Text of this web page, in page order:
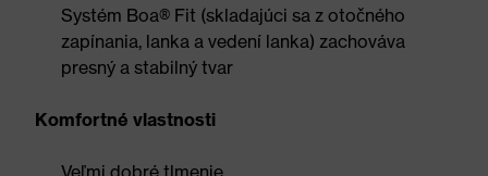
Systém Boa® Fit (skladajúci sa z otočného
zapínania, lanka a vedení lanka) zachováva
presný a stabilný tvar
Komfortné vlastnosti
Veľmi dobré tlmenie